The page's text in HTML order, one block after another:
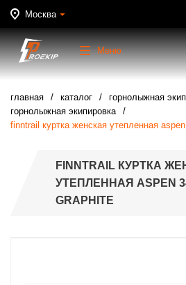
Москва
Меню
главная каталог
горнолыжная
горнолыжная экипировка
finntrail куртка женская утепленная
FINNTRAIL КУРТКА
УТЕПЛЕННАЯ ASPEN
GRAPHITE